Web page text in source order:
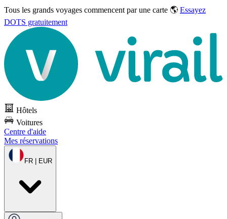
Tous les grands voyages commencent par une carte 🌎 Essayez
DOTS gratuitement
Hôtels
Voitures
Centre d'aide
Mes réservations
FR | EUR